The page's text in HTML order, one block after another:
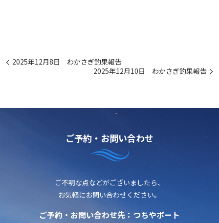
2025年12月8日 わかさぎ釣果報告
2025年12月10日 わかさぎ釣果報告
ご予約・お問い合わせ
ご不明な点などがございましたら、
お気軽にお問い合わせください。
ご予約・お問い合わせ先：つちやボート